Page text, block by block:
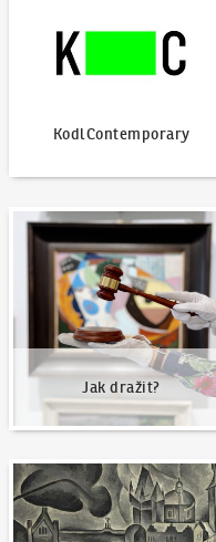
KodlContemporary
Jak dražit?
Jak dražit?
Naše nejvyšší prodeje